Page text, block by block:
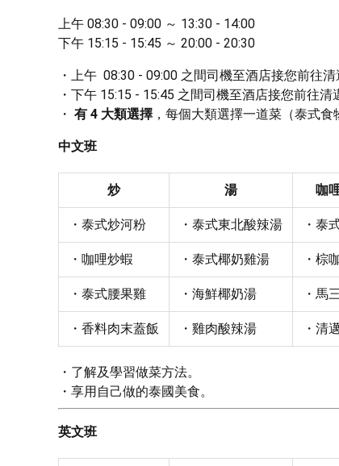
上午 08:30 - 09:00 ～ 13:30 - 14:00
下午 15:15 - 15:45 ～ 20:00 - 20:30
上午  08:30 - 09:00 之間司機至酒店接您前往
下午 15:15 - 15:45 之間司機至酒店接您前往清
有 4 大類選擇 ，每個大類選擇一道菜（泰式食
中文班
炒 湯 咖
・泰式炒河粉 ・泰式東北酸辣湯 ・泰
・咖哩炒蝦 ・泰式椰奶雞湯 ・棕
・泰式腰果雞 ・海鮮椰奶湯 ・馬
・香料肉末蓋飯 ・雞肉酸辣湯 ・清
了解及學習做菜方法。
享用自己做的泰國美食。
英文班